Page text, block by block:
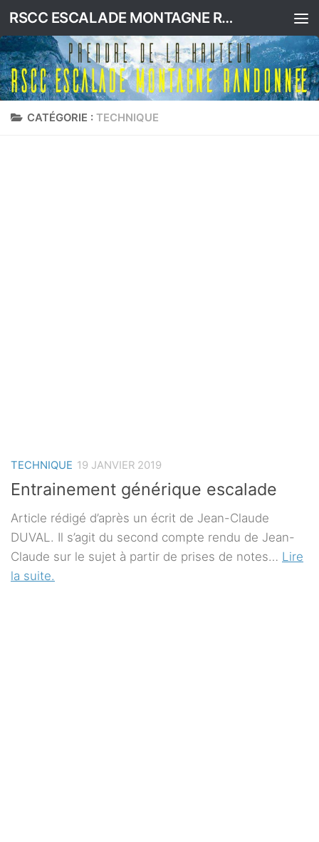
Skip to content RSCC ESCALADE MONTAGNE RANDONNEE
CATÉGORIE : TECHNIQUE
TECHNIQUE 19 JANVIER 2019
Entrainement générique escalade
Article rédigé d’après un écrit de Jean-Claude
DUVAL. Il s’agit du second compte rendu de Jean-
Claude sur le sujet à partir de prises de notes… Lire
la suite.